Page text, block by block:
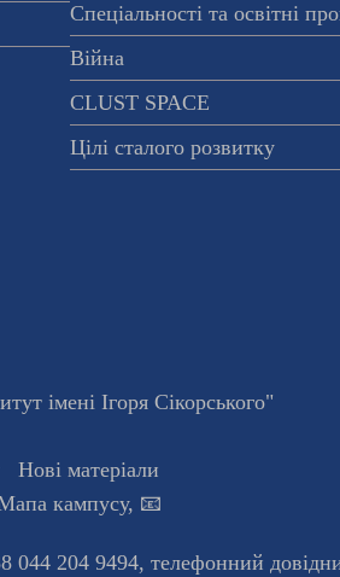
Спеціальності та освітні
Війна
CLUST SPACE
Цілі сталого розвитку
імені Ігоря Сікорського"
Нові матеріали
кампусу, 📧
044 204 9494, телефонний